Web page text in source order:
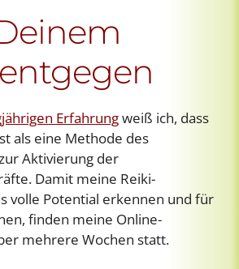
Erfahrungweiß ich, dass
als eine Methode des
Aktivierung der
Damit meine Reiki-
volle Potential erkennen und für
finden meine Online-
mehrere Wochen statt.